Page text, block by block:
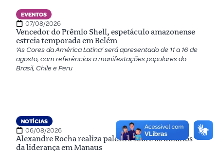
EVENTOS
07/08/2026
Vencedor do Prêmio Shell, espetáculo amazonense
estreia temporada em Belém
‘As Cores da América Latina’ será apresentado de 11 a 16 de
agosto, com referências a manifestações populares do
Brasil, Chile e Peru
NOTÍCIAS
06/08/2026
Alexandre Rocha realiza palestra sobre os desafios
da liderança em Manaus